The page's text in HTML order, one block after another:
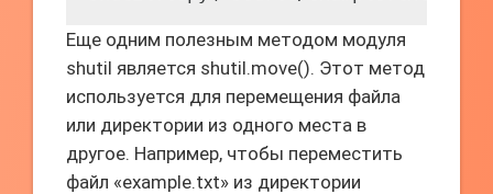
Еще одним полезным методом модуля
shutil является shutil.move(). Этот метод
используется для перемещения файла
или директории из одного места в
другое. Например, чтобы переместить
файл «example.txt» из директории